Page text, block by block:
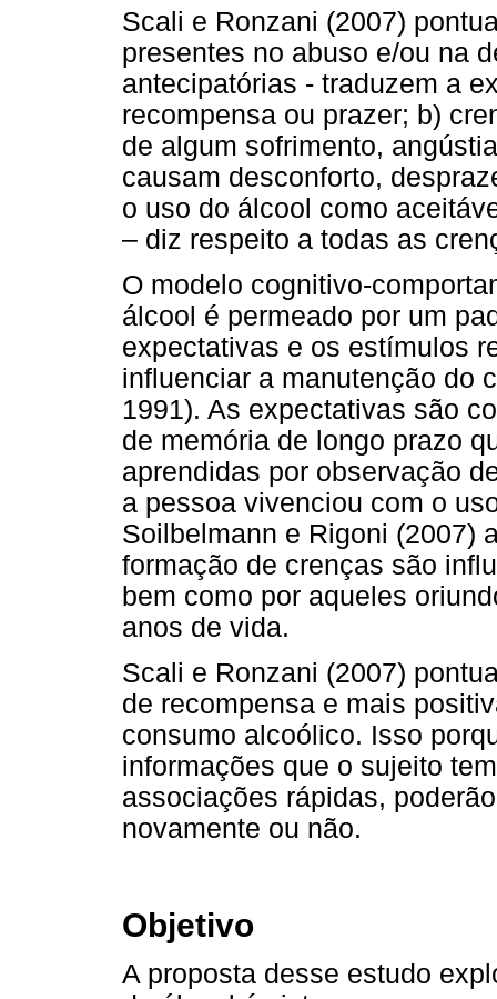
Scali e Ronzani (2007)
presentes no abuso e/ou na
antecipatórias - traduzem a
recompensa ou prazer; b)
de algum sofrimento,
causam desconforto,
o uso do álcool como
– diz respeito a todas as
O modelo cognitivo-
álcool é permeado por um
expectativas e os estímulos
influenciar a manutenção do
1991). As expectativas são
de memória de longo prazo
aprendidas por observação
a pessoa vivenciou com o
Soilbelmann e Rigoni (2007)
formação de crenças são
bem como por aqueles
anos de vida.
Scali e Ronzani (2007)
de recompensa e mais
consumo alcoólico. Isso
informações que o sujeito
associações rápidas,
novamente ou não.
Objetivo
A proposta desse estudo